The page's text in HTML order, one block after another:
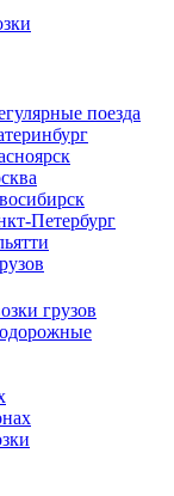
поезда
Петербург
грузов